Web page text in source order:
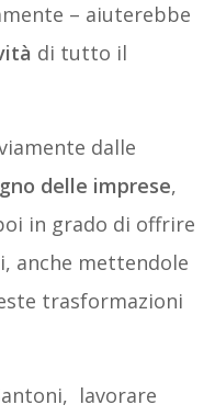
– aiuterebbe
di tutto il
dalle
delle imprese,
in grado di offrire
anche mettendole
trasformazioni
lavorare